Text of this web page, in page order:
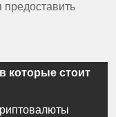
предоставить
которые стоит